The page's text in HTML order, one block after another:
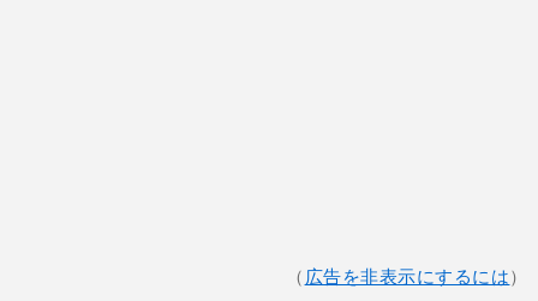
（ 広告を非表示にするには）